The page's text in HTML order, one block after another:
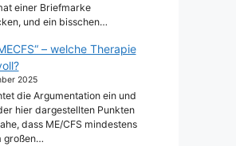
einer Briefmarke
und ein bisschen…
– welche Therapie
2025
die Argumentation ein und
hier dargestellten Punkten
dass ME/CFS mindestens
großen…